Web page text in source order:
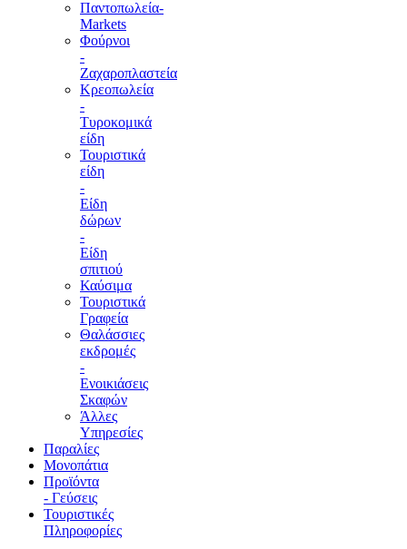
Παντοπωλεία-
Markets
Φούρνοι
-
Ζαχαροπλαστεία
Κρεοπωλεία
-
Τυροκομικά
είδη
Τουριστικά
είδη
-
Είδη
δώρων
-
Είδη
σπιτιού
Καύσιμα
Τουριστικά
Γραφεία
Θαλάσσιες
εκδρομές
-
Ενοικιάσεις
Σκαφών
Άλλες
Υπηρεσίες
Παραλίες
Μονοπάτια
Προϊόντα
- Γεύσεις
Τουριστικές
Πληροφορίες